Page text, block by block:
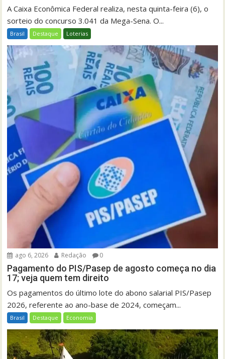
A Caixa Econômica Federal realiza, nesta quinta-feira (6), o
sorteio do concurso 3.041 da Mega-Sena. O...
Brasil Destaque Loterias
ago 6, 2026 Redação 0
Pagamento do PIS/Pasep de agosto começa no dia
17; veja quem tem direito
Os pagamentos do último lote do abono salarial PIS/Pasep
2026, referente ao ano-base de 2024, começam...
Brasil Destaque Economia